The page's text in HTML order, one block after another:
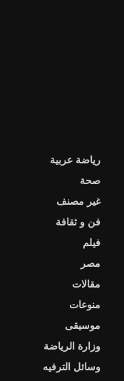
رياضة عربية
صحة
غير مصنف
فن و ثقافة
فيلم
مصر
مقالات
منوعات
موسيقى
وزارة الرياضة
وسائل الترفيه